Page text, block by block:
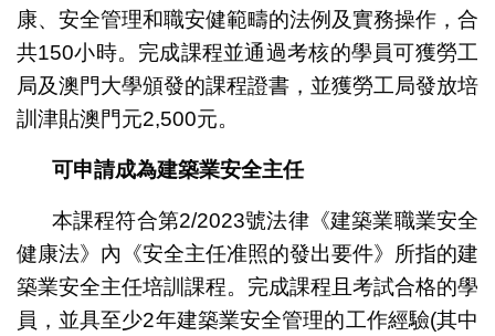
康、安全管理和職安健範疇的法例及實務操作，合
共150小時。完成課程並通過考核的學員可獲勞工
局及澳門大學頒發的課程證書，並獲勞工局發放培
訓津貼澳門元2,500元。
可申請成為建築業安全主任
本課程符合第2/2023號法律《建築業職業安全
健康法》內《安全主任准照的發出要件》所指的建
築業安全主任培訓課程。完成課程且考試合格的學
員，並具至少2年建築業安全管理的工作經驗(其中